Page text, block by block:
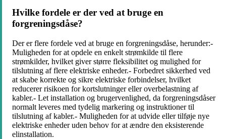
Hvilke fordele er der ved at bruge en
forgreningsdåse?
Der er flere fordele ved at bruge en forgreningsdåse, herunder:-
Muligheden for at opdele en enkelt strømkilde til flere
strømkilder, hvilket giver større fleksibilitet og mulighed for
tilslutning af flere elektriske enheder.- Forbedret sikkerhed ved
at skabe korrekte og sikre elektriske forbindelser, hvilket
reducerer risikoen for kortslutninger eller overbelastning af
kabler.- Let installation og brugervenlighed, da forgreningsdåser
normalt leveres med tydelig markering og instruktioner til
tilslutning af kabler.- Muligheden for at udvide eller tilføje nye
elektriske enheder uden behov for at ændre den eksisterende
elinstallation.